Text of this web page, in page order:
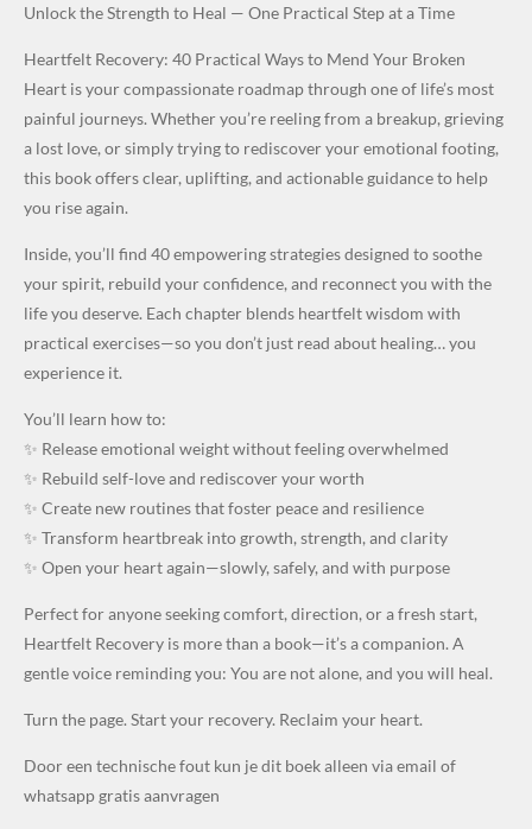
Unlock the Strength to Heal — One Practical Step at a Time
Heartfelt Recovery: 40 Practical Ways to Mend Your Broken
Heart is your compassionate roadmap through one of life’s most
painful journeys. Whether you’re reeling from a breakup, grieving
a lost love, or simply trying to rediscover your emotional footing,
this book offers clear, uplifting, and actionable guidance to help
you rise again.
Inside, you’ll find 40 empowering strategies designed to soothe
your spirit, rebuild your confidence, and reconnect you with the
life you deserve. Each chapter blends heartfelt wisdom with
practical exercises—so you don’t just read about healing… you
experience it.
You’ll learn how to:
✨ Release emotional weight without feeling overwhelmed
✨ Rebuild self-love and rediscover your worth
✨ Create new routines that foster peace and resilience
✨ Transform heartbreak into growth, strength, and clarity
✨ Open your heart again—slowly, safely, and with purpose
Perfect for anyone seeking comfort, direction, or a fresh start,
Heartfelt Recovery is more than a book—it’s a companion. A
gentle voice reminding you: You are not alone, and you will heal.
Turn the page. Start your recovery. Reclaim your heart.
Door een technische fout kun je dit boek alleen via email of
whatsapp gratis aanvragen